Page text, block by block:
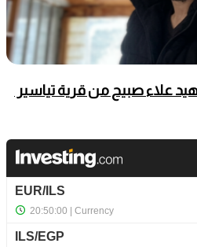
علاء صبيح من قرية تياسير